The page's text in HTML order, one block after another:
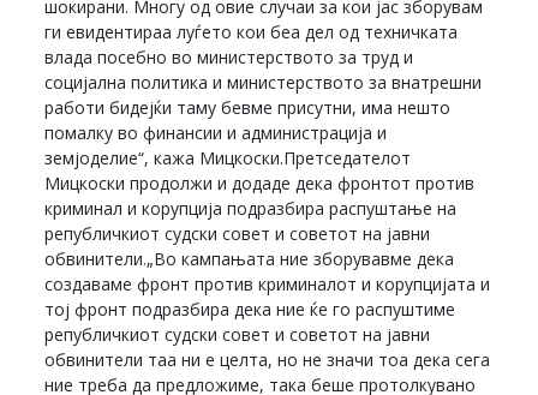
шокирани. Многу од овие случаи за кои јас зборувам
ги евидентираа луѓето кои беа дел од техничката
влада посебно во министерството за труд и
социјална политика и министерството за внатрешни
работи бидејќи таму бевме присутни, има нешто
помалку во финансии и администрација и
земјоделие“, кажа Мицкоски.Претседателот
Мицкоски продолжи и додаде дека фронтот против
криминал и корупција подразбира распуштање на
републичкиот судски совет и советот на јавни
обвинители.„Во кампањата ние зборувавме дека
создаваме фронт против криминалот и корупцијата и
тој фронт подразбира дека ние ќе го распуштиме
републичкиот судски совет и советот на јавни
обвинители таа ни е целта, но не значи тоа дека сега
ние треба да предложиме, така беше протолкувано